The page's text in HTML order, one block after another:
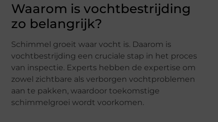
Waarom is vochtbestrijding
zo belangrijk?
Schimmel groeit waar vocht is. Daarom is
vochtbestrijding een cruciale stap in het proces
van inspectie. Experts hebben de expertise om
zowel zichtbare als verborgen vochtproblemen
aan te pakken, waardoor toekomstige
schimmelgroei wordt voorkomen.